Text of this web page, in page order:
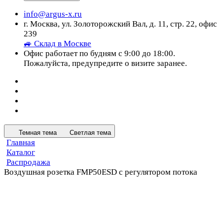
info@argus-x.ru
г. Москва, ул. Золоторожский Вал, д. 11, стр. 22, офис
239
🚙 Склад в Москве
Офис работает по будням с 9:00 до 18:00.
Пожалуйста, предупредите о визите заранее.
Темная тема Светлая тема
Главная
Каталог
Распродажа
Воздушная розетка FMP50ESD с регулятором потока